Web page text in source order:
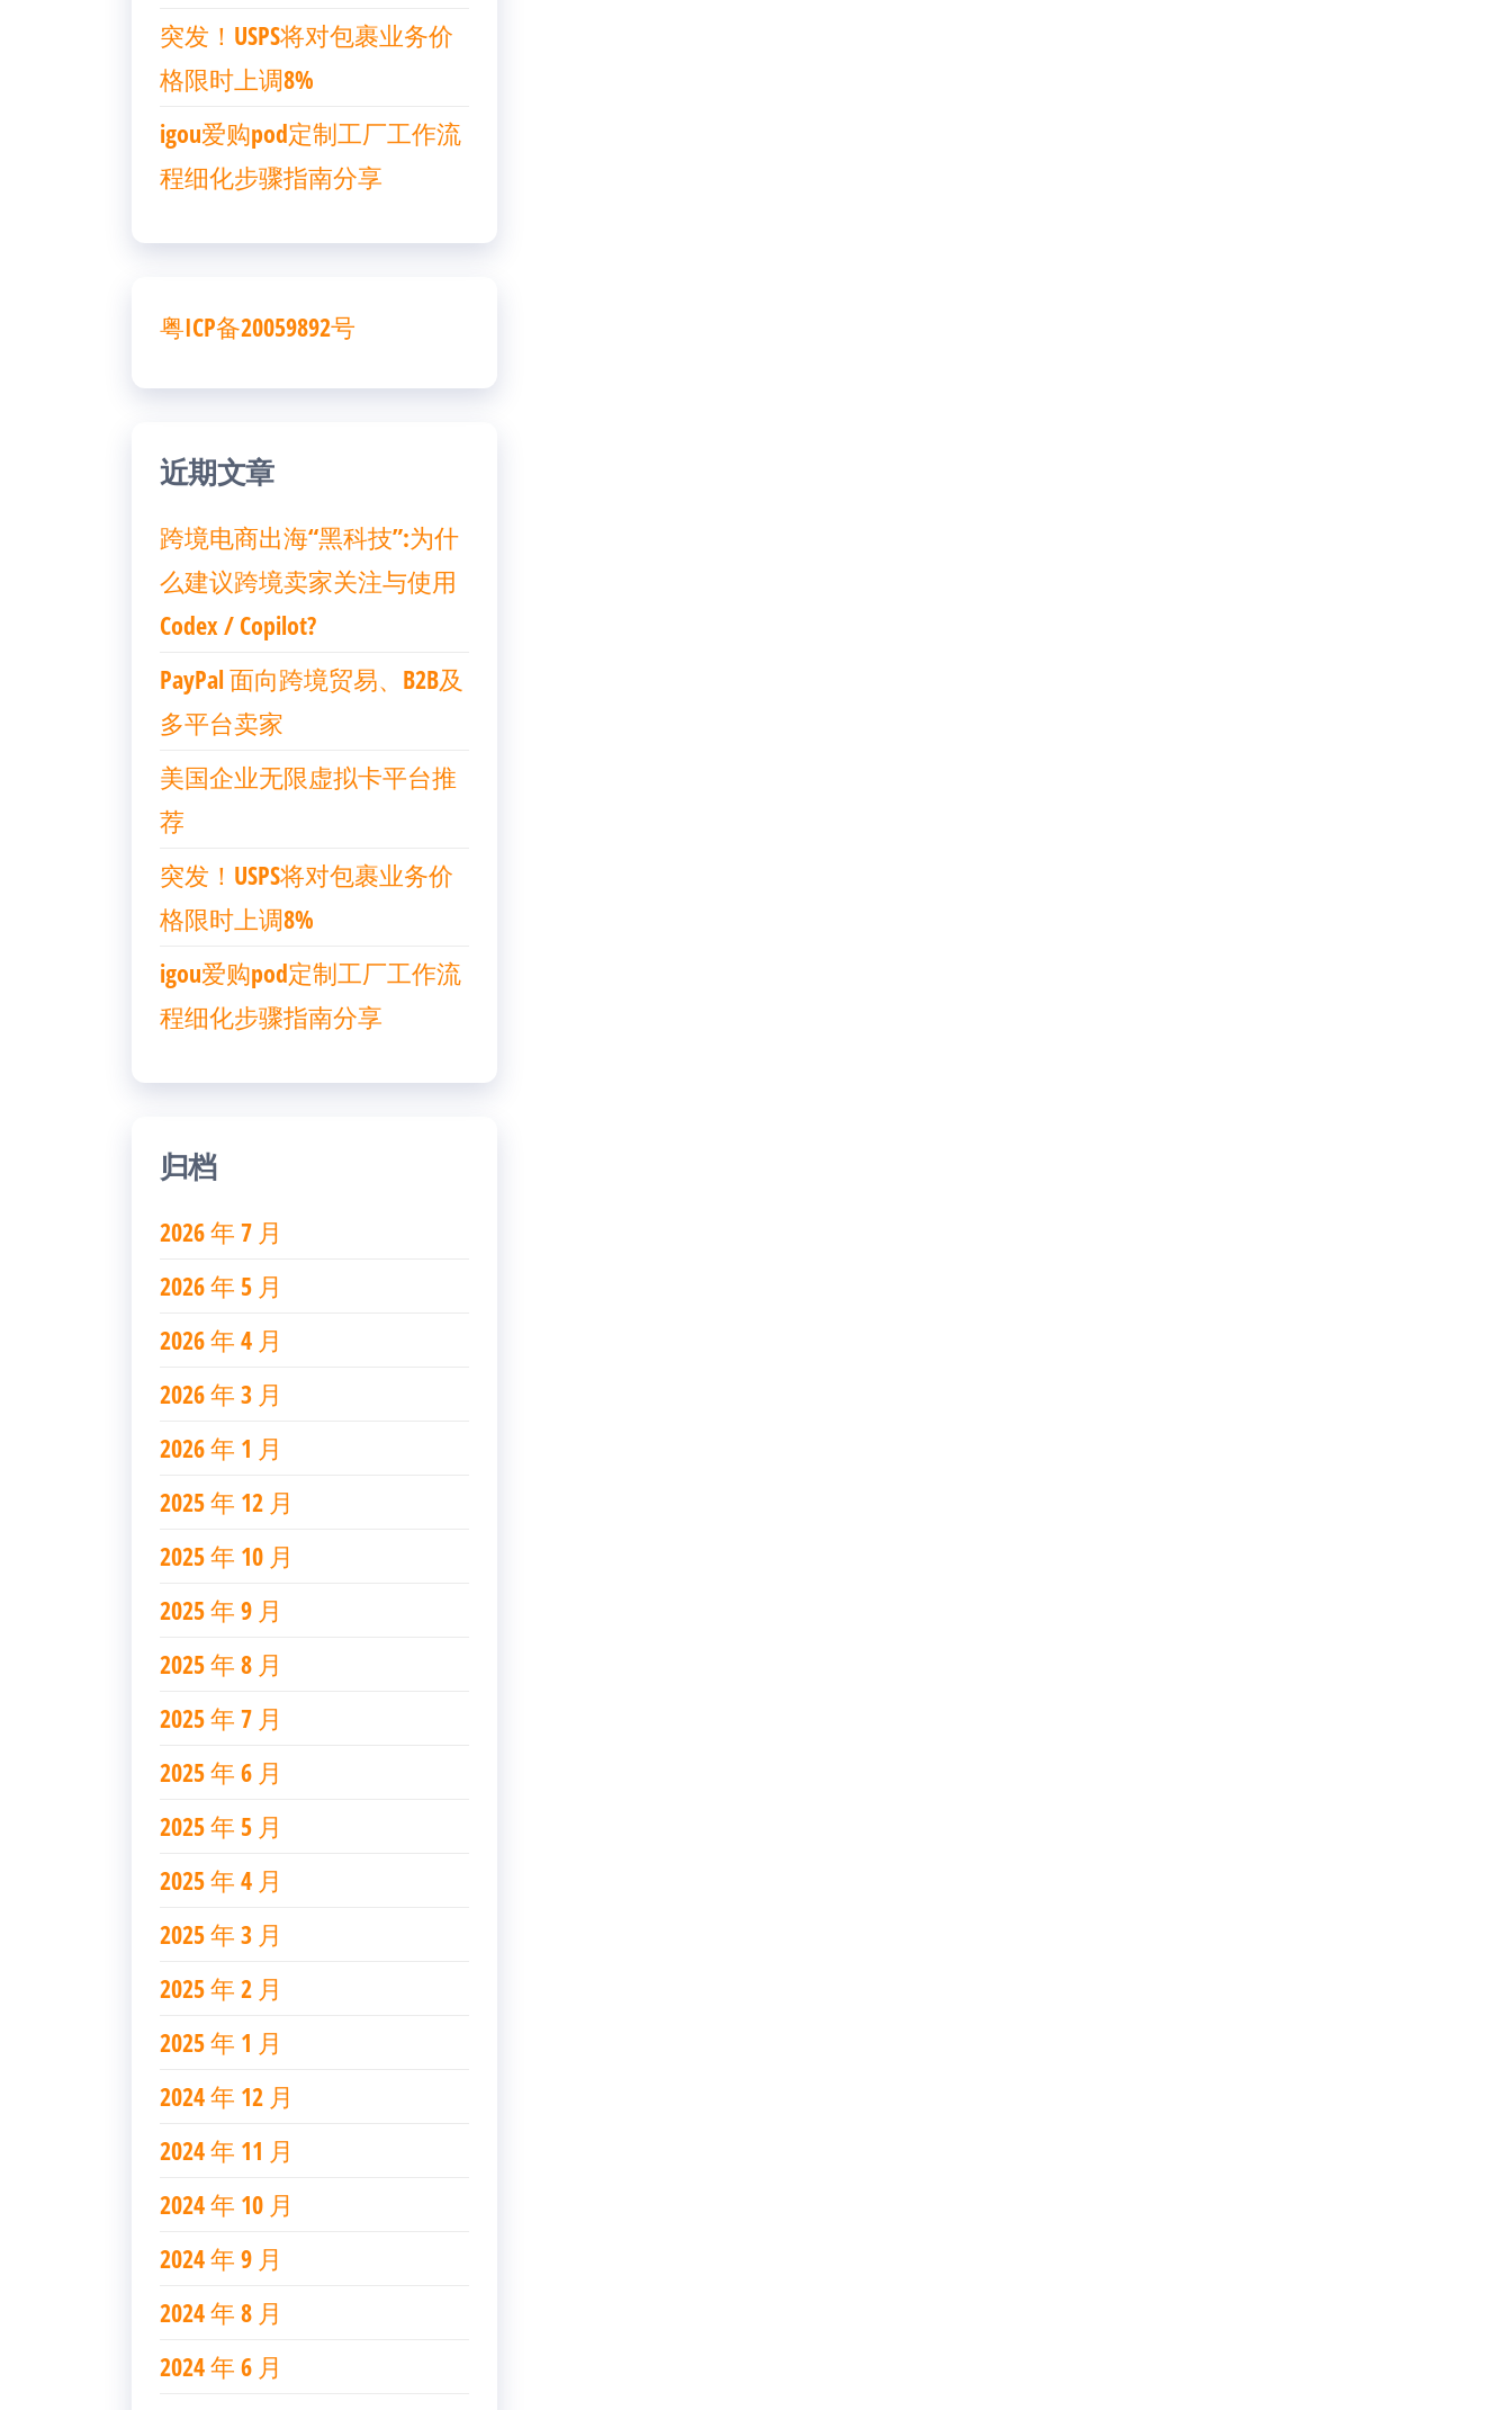
突发！USPS将对包裹业务价
格限时上调8%
igou爱购pod定制工厂工作流
程细化步骤指南分享
粤ICP备20059892号
近期文章
跨境电商出海“黑科技”:为什
么建议跨境卖家关注与使用
Codex / Copilot?
PayPal 面向跨境贸易、B2B及
多平台卖家
美国企业无限虚拟卡平台推
荐
突发！USPS将对包裹业务价
格限时上调8%
igou爱购pod定制工厂工作流
程细化步骤指南分享
归档
2026 年 7 月
2026 年 5 月
2026 年 4 月
2026 年 3 月
2026 年 1 月
2025 年 12 月
2025 年 10 月
2025 年 9 月
2025 年 8 月
2025 年 7 月
2025 年 6 月
2025 年 5 月
2025 年 4 月
2025 年 3 月
2025 年 2 月
2025 年 1 月
2024 年 12 月
2024 年 11 月
2024 年 10 月
2024 年 9 月
2024 年 8 月
2024 年 6 月